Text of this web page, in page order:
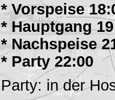
* Vorspeise
* Hauptgang
* Nachspeise
* Party 22:00
Party: in der